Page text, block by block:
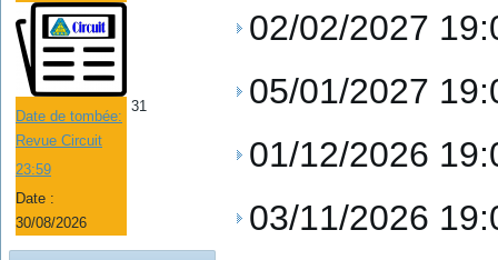
Date de tombée:
Revue Circuit
23:59
Date :
30/08/2026
31
02/02/2027
05/01/2027
01/12/2026
03/11/2026